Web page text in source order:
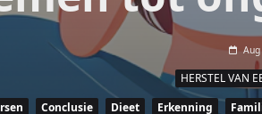
HERSTEL VAN
Conclusie Dieet Erkenning